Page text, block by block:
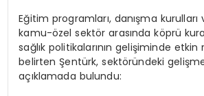
Eğitim programları, danışma kurulları
kamu-özel sektör arasında köprü
sağlık politikalarının gelişiminde etkin
belirten Şentürk, sektöründeki
açıklamada bulundu: